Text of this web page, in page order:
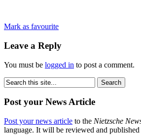
Mark as favourite
Leave a Reply
You must be logged in to post a comment.
Post your News Article
Post your news article to the Nietzsche
language. It will be reviewed and published